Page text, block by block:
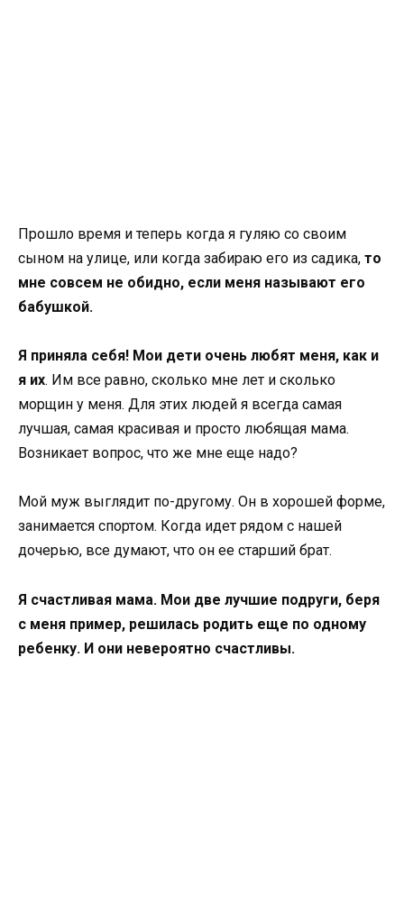
Прошло время и теперь когда я гуляю со своим
сыном на улице, или когда забираю его из садика, то
мне совсем не обидно, если меня называют его
бабушкой.
Я приняла себя! Мои дети очень любят меня, как и
я их. Им все равно, сколько мне лет и сколько
морщин у меня. Для этих людей я всегда самая
лучшая, самая красивая и просто любящая мама.
Возникает вопрос, что же мне еще надо?
Мой муж выглядит по-другому. Он в хорошей форме,
занимается спортом. Когда идет рядом с нашей
дочерью, все думают, что он ее старший брат.
Я счастливая мама. Мои две лучшие подруги, беря
с меня пример, решилась родить еще по одному
ребенку. И они невероятно счастливы.